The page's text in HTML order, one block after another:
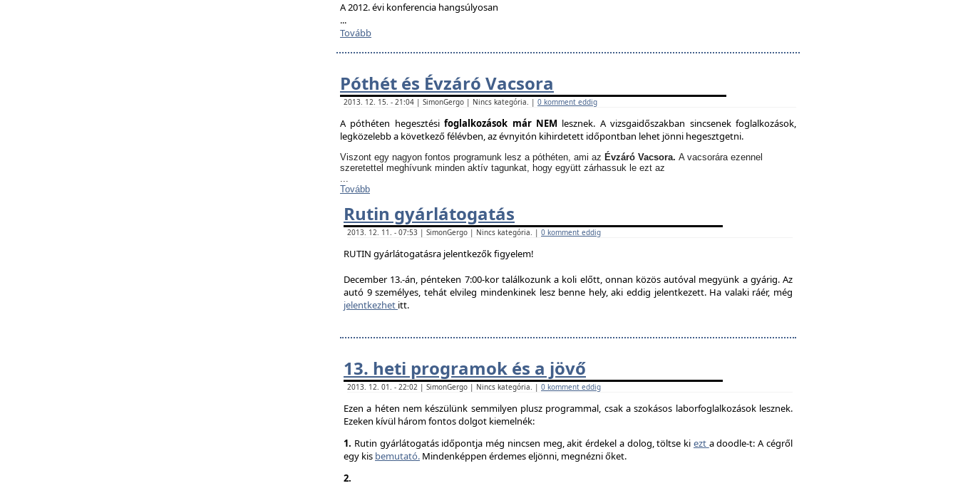
A 2012. évi konferencia hangsúlyosan
...
Tovább
Póthét és Évzáró Vacsora
2013. 12. 15. - 21:04 | SimonGergo | Nincs kategória. | 0 komment eddig
A póthéten hegesztésifoglalkozások már NEM lesznek. A vizsgaidőszakban sincsenek foglalkozások,
legközelebb a következő félévben, az évnyitón kihirdetett időpontban lehet jönni hegesztgetni.
Viszont egy nagyon fontos programunk lesz a póthéten, ami az Évzáró Vacsora. A vacsorára ezennel
szeretettel meghívunk minden aktív tagunkat, hogy együtt zárhassuk le ezt az
...
Tovább
Rutin gyárlátogatás
2013. 12. 11. - 07:53 | SimonGergo | Nincs kategória. | 0 komment eddig
RUTIN gyárlátogatásra jelentkezők figyelem!
December 13.-án, pénteken 7:00-kor találkozunk a koli előtt, onnan közös autóval megyünk a gyárig. Az
autó 9 személyes, tehát elvileg mindenkinek lesz benne hely, aki eddig jelentkezett. Ha valaki ráér, még
jelentkezhet itt.
13. heti programok és a jövő
2013. 12. 01. - 22:02 | SimonGergo | Nincs kategória. | 0 komment eddig
Ezen a héten nem készülünk semmilyen plusz programmal, csak a szokásos laborfoglalkozások lesznek.
Ezeken kívül három fontos dolgot kiemelnék:
1. Rutin gyárlátogatás időpontja még nincsen meg, akit érdekel a dolog, töltse ki ezt a doodle-t: A cégről
egy kis bemutató. Mindenképpen érdemes eljönni, megnézni őket.
2.